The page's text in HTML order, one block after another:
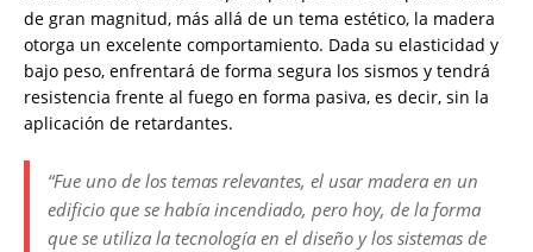
de gran magnitud, más allá de un tema estético, la madera
otorga un excelente comportamiento. Dada su elasticidad y
bajo peso, enfrentará de forma segura los sismos y tendrá
resistencia frente al fuego en forma pasiva, es decir, sin la
aplicación de retardantes.
“Fue uno de los temas relevantes, el usar madera en un
edificio que se había incendiado, pero hoy, de la forma
que se utiliza la tecnología en el diseño y los sistemas de